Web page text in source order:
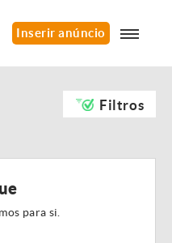
Inserir anúncio
Filtros
para si.